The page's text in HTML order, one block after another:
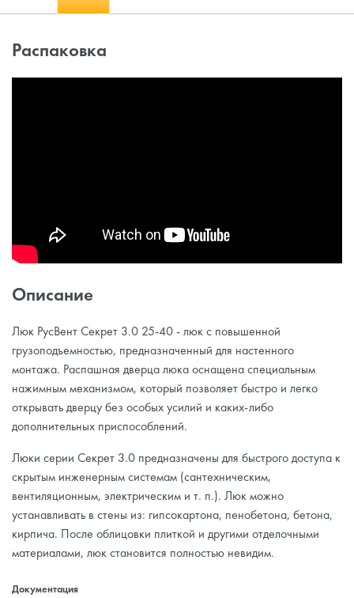
Распаковка
Описание
Люк РусВент Секрет 3.0 25-40 - люк с повышенной
грузоподъемностью, предназначенный для настенного
монтажа. Распашная дверца люка оснащена специальным
нажимным механизмом, который позволяет быстро и легко
открывать дверцу без особых усилий и каких-либо
дополнительных приспособлений.
Люки серии Секрет 3.0 предназначены для быстрого доступа к
скрытым инженерным системам (сантехническим,
вентиляционным, электрическим и т. п.). Люк можно
устанавливать в стены из: гипсокартона, пенобетона, бетона,
кирпича. После облицовки плиткой и другими отделочными
материалами, люк становится полностью невидим.
Документация